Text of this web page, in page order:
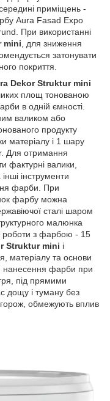
приміщень -
Aura Fasad Expo
При використанні
mini , для зниження
затонувати
покриття.
Dekor Struktur mini
площ тонованою
в одній ємності.
валиком або
продукту
матеріалу і 1 шару
Для отримання
фактурні валики,
інструменти
фарби. При
фарбу можна
сталі шаром
малюнка
роботи з фарбою - 15
Struktur mini і
матеріалу та основи
нанесення фарби при
під прямими
дощу і туману без
обмежують вплив